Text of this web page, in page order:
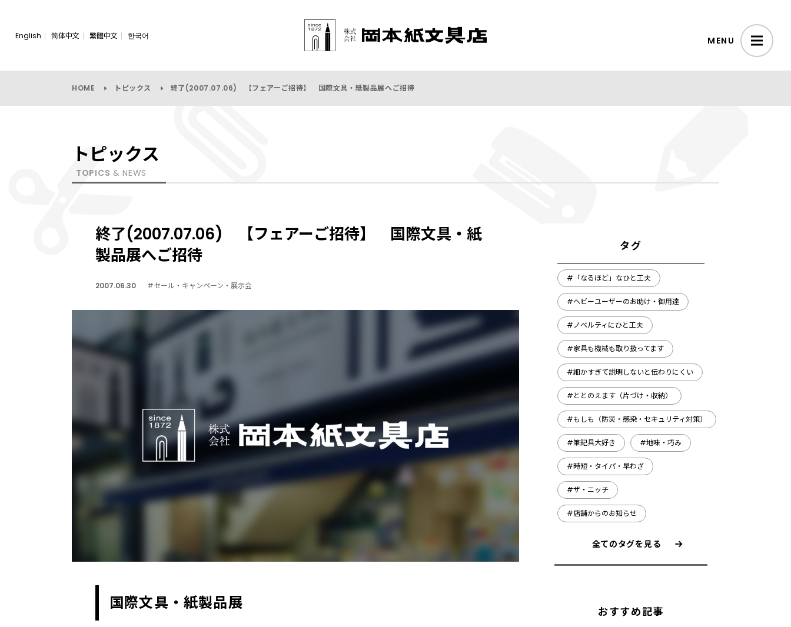
English 简体中文 繁體中文 한국어 MENU
HOME トピックス 終了(2007.07.06) 【フェアーご招待】 国際文具・紙製品展へご招待
トピックス
TOPICS & NEWS
終了(2007.07.06) 【フェアーご招待】 国際文具・紙
製品展へご招待
2007.06.30 #セール・キャンペーン・展示会
国際文具・紙製品展
タグ
#「なるほど」なひと工夫
#ヘビーユーザーのお助け・御用達
#ノベルティにひと工夫
#家具も機械も取り扱ってます
#細かすぎて説明しないと伝わりにくい
#ととのえます（片づけ・収納）
#もしも（防災・感染・セキュリティ対策）
#筆記具大好き #地味・巧み
#時短・タイパ・早わざ
#ザ・ニッチ
#店舗からのお知らせ
全てのタグを見る
おすすめ記事